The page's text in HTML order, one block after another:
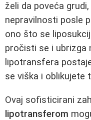
želi da poveća
nepravilnosti posle
ono što se
pročisti se i ubrizga
lipotransfera
se viška i oblikujete
Ovaj sofisticirani
lipotransferom